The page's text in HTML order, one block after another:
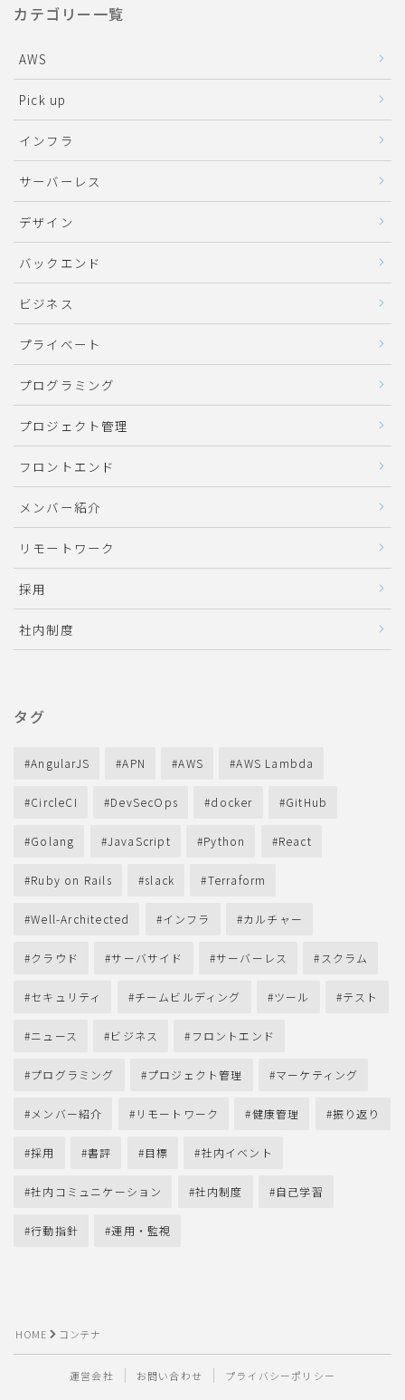
カテゴリー一覧
AWS
Pick up
インフラ
サーバーレス
デザイン
バックエンド
ビジネス
プライベート
プログラミング
プロジェクト管理
フロントエンド
メンバー紹介
リモートワーク
採用
社内制度
タグ
AngularJS APN AWS AWS Lambda
CircleCI DevSecOps docker GitHub
Golang JavaScript Python React
Ruby on Rails slack Terraform
Well-Architected インフラ カルチャー
クラウド サーバサイド サーバーレス スクラム
セキュリティ チームビルディング ツール テスト
ニュース ビジネス フロントエンド
プログラミング プロジェクト管理 マーケティング
メンバー紹介 リモートワーク 健康管理 振り返り
採用 書評 目標 社内イベント
社内コミュニケーション 社内制度 自己学習
行動指針 運用・監視
HOME コンテナ
運営会社 お問い合わせ プライバシーポリシー